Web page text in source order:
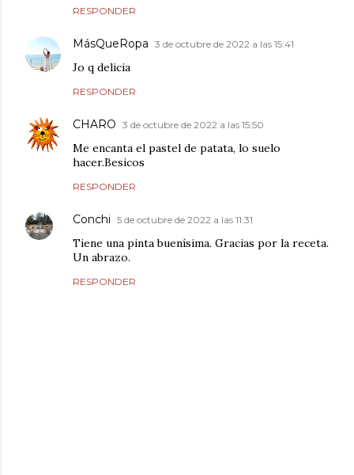
RESPONDER
MásQueRopa 3 de octubre de 2022 a las 15:41
Jo q delicia
RESPONDER
CHARO 3 de octubre de 2022 a las 15:50
Me encanta el pastel de patata, lo suelo
hacer.Besicos
RESPONDER
Conchi 5 de octubre de 2022 a las 11:31
Tiene una pinta buenísima. Gracias por la receta.
Un abrazo.
RESPONDER